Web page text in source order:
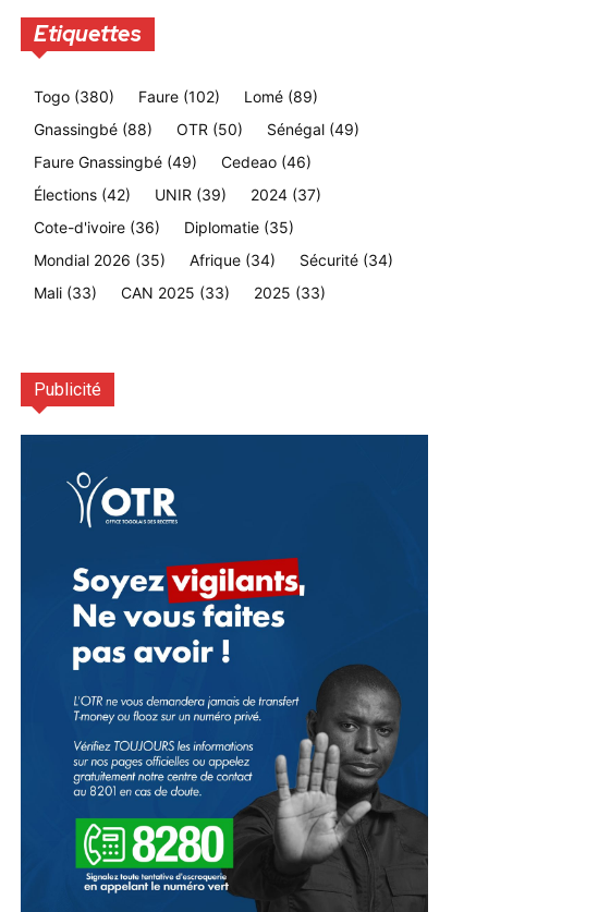
Etiquettes
Togo (380) Faure (102) Lomé (89)
Gnassingbé (88) OTR (50) Sénégal (49)
Faure Gnassingbé (49) Cedeao (46)
Élections (42) UNIR (39) 2024 (37)
Cote-d'ivoire (36) Diplomatie (35)
Mondial 2026 (35) Afrique (34) Sécurité (34)
Mali (33) CAN 2025 (33) 2025 (33)
Publicité